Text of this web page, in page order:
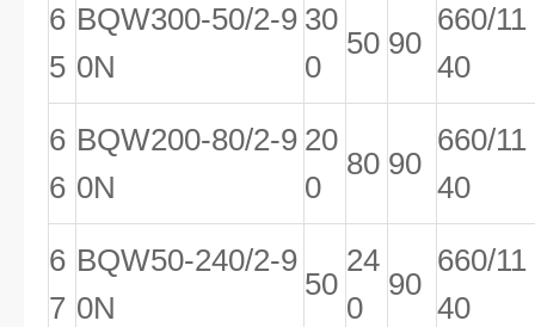
6
5
BQW300-50/2-9
0N
30
0
50 90
660/11
40
6
6
BQW200-80/2-9
0N
20
0
80 90
660/11
40
6
7
BQW50-240/2-9
0N
50
24
0
90
660/11
40